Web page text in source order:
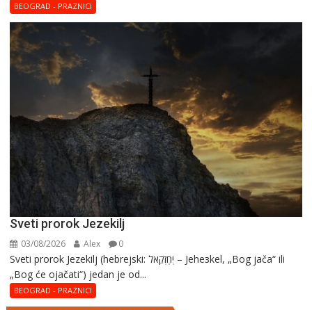
Blaga
BEOGRAD - PRAZNICI
Sveti prorok Jezekilj
03/08/2026 Alex 0
Sveti prorok Jezekilj (hebrejski: יְחֶזְקֵאל – Jehезkel, „Bog jača“ ili
„Bog će ojačati“) jedan je od...
BEOGRAD - PRAZNICI